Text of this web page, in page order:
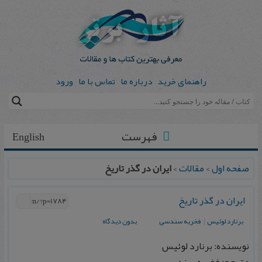
راهنمای خرید درباره ما تماس با ما ورود
English فهرست
صفحه اول>مقالات>ايران در گذر تاريخ
ايران در گذر تاريخ
برنارد لوئيس فخريه سندسی بدون دیدگاه
نویسنده: برنارد لوئيس